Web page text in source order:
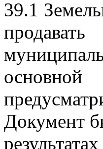
39.1
Документ